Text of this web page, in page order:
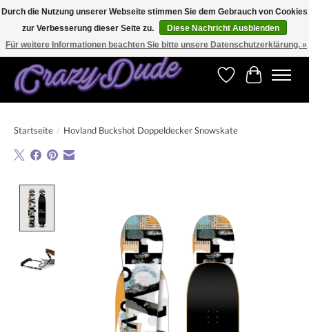
Versandkostenfrei bestellen ab CHF 200.00 in der Schweiz und ab EUR 250.00 in den
meisten Ländern weltweit.
Wunschzettel
Ihr
Startseite / Hovland Buckshot Doppeldecker Snowskate
Durch die Nutzung unserer Webseite stimmen Sie dem Gebrauch von Cookies
zur Verbesserung dieser Seite zu.
Diese Nachricht Ausblenden
Für weitere Informationen beachten Sie bitte unsere Datenschutzerklärung. »